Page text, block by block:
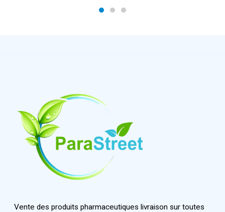
Vente des produits pharmaceutiques livraison sur toutes